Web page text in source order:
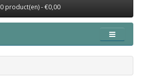
0 product(en) - €0,00